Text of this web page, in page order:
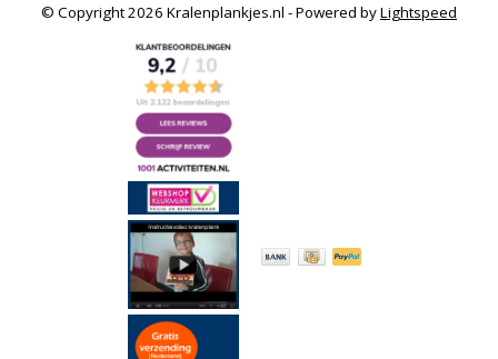
© Copyright 2026 Kralenplankjes.nl - Powered byLightspeed